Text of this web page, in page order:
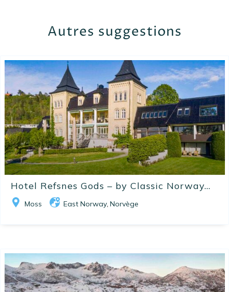
Autres suggestions
Hotel Refsnes Gods – by Classic Norway...
Moss East Norway, Norvège